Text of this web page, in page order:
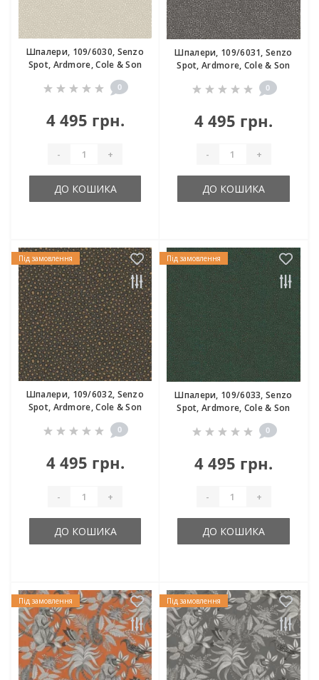
Шпалери, 109/6030, Senzo
Spot, Ardmore, Cole & Son
0
4 495 грн.
- +
ДО КОШИКА
Шпалери, 109/6031, Senzo
Spot, Ardmore, Cole & Son
0
4 495 грн.
- +
ДО КОШИКА
Під замовлення
Шпалери, 109/6032, Senzo
Spot, Ardmore, Cole & Son
0
4 495 грн.
- +
ДО КОШИКА
Під замовлення
Шпалери, 109/6033, Senzo
Spot, Ardmore, Cole & Son
0
4 495 грн.
- +
ДО КОШИКА
Під замовлення Під замовлення